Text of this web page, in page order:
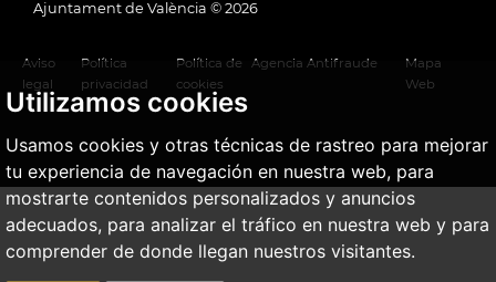
Utilizamos cookies
Usamos cookies y otras técnicas de rastreo para mejorar
tu experiencia de navegación en nuestra web, para
mostrarte contenidos personalizados y anuncios
adecuados, para analizar el tráfico en nuestra web y para
comprender de donde llegan nuestros visitantes.
Ajuntament de València © 2026
Aviso
legal
Política
privacidad
Política de
cookies
Agencia Antifraude
Mapa
Web